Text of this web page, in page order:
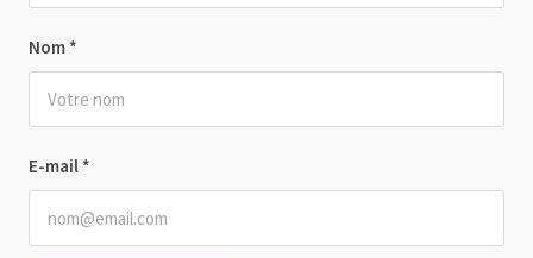
Nom *
E-mail *